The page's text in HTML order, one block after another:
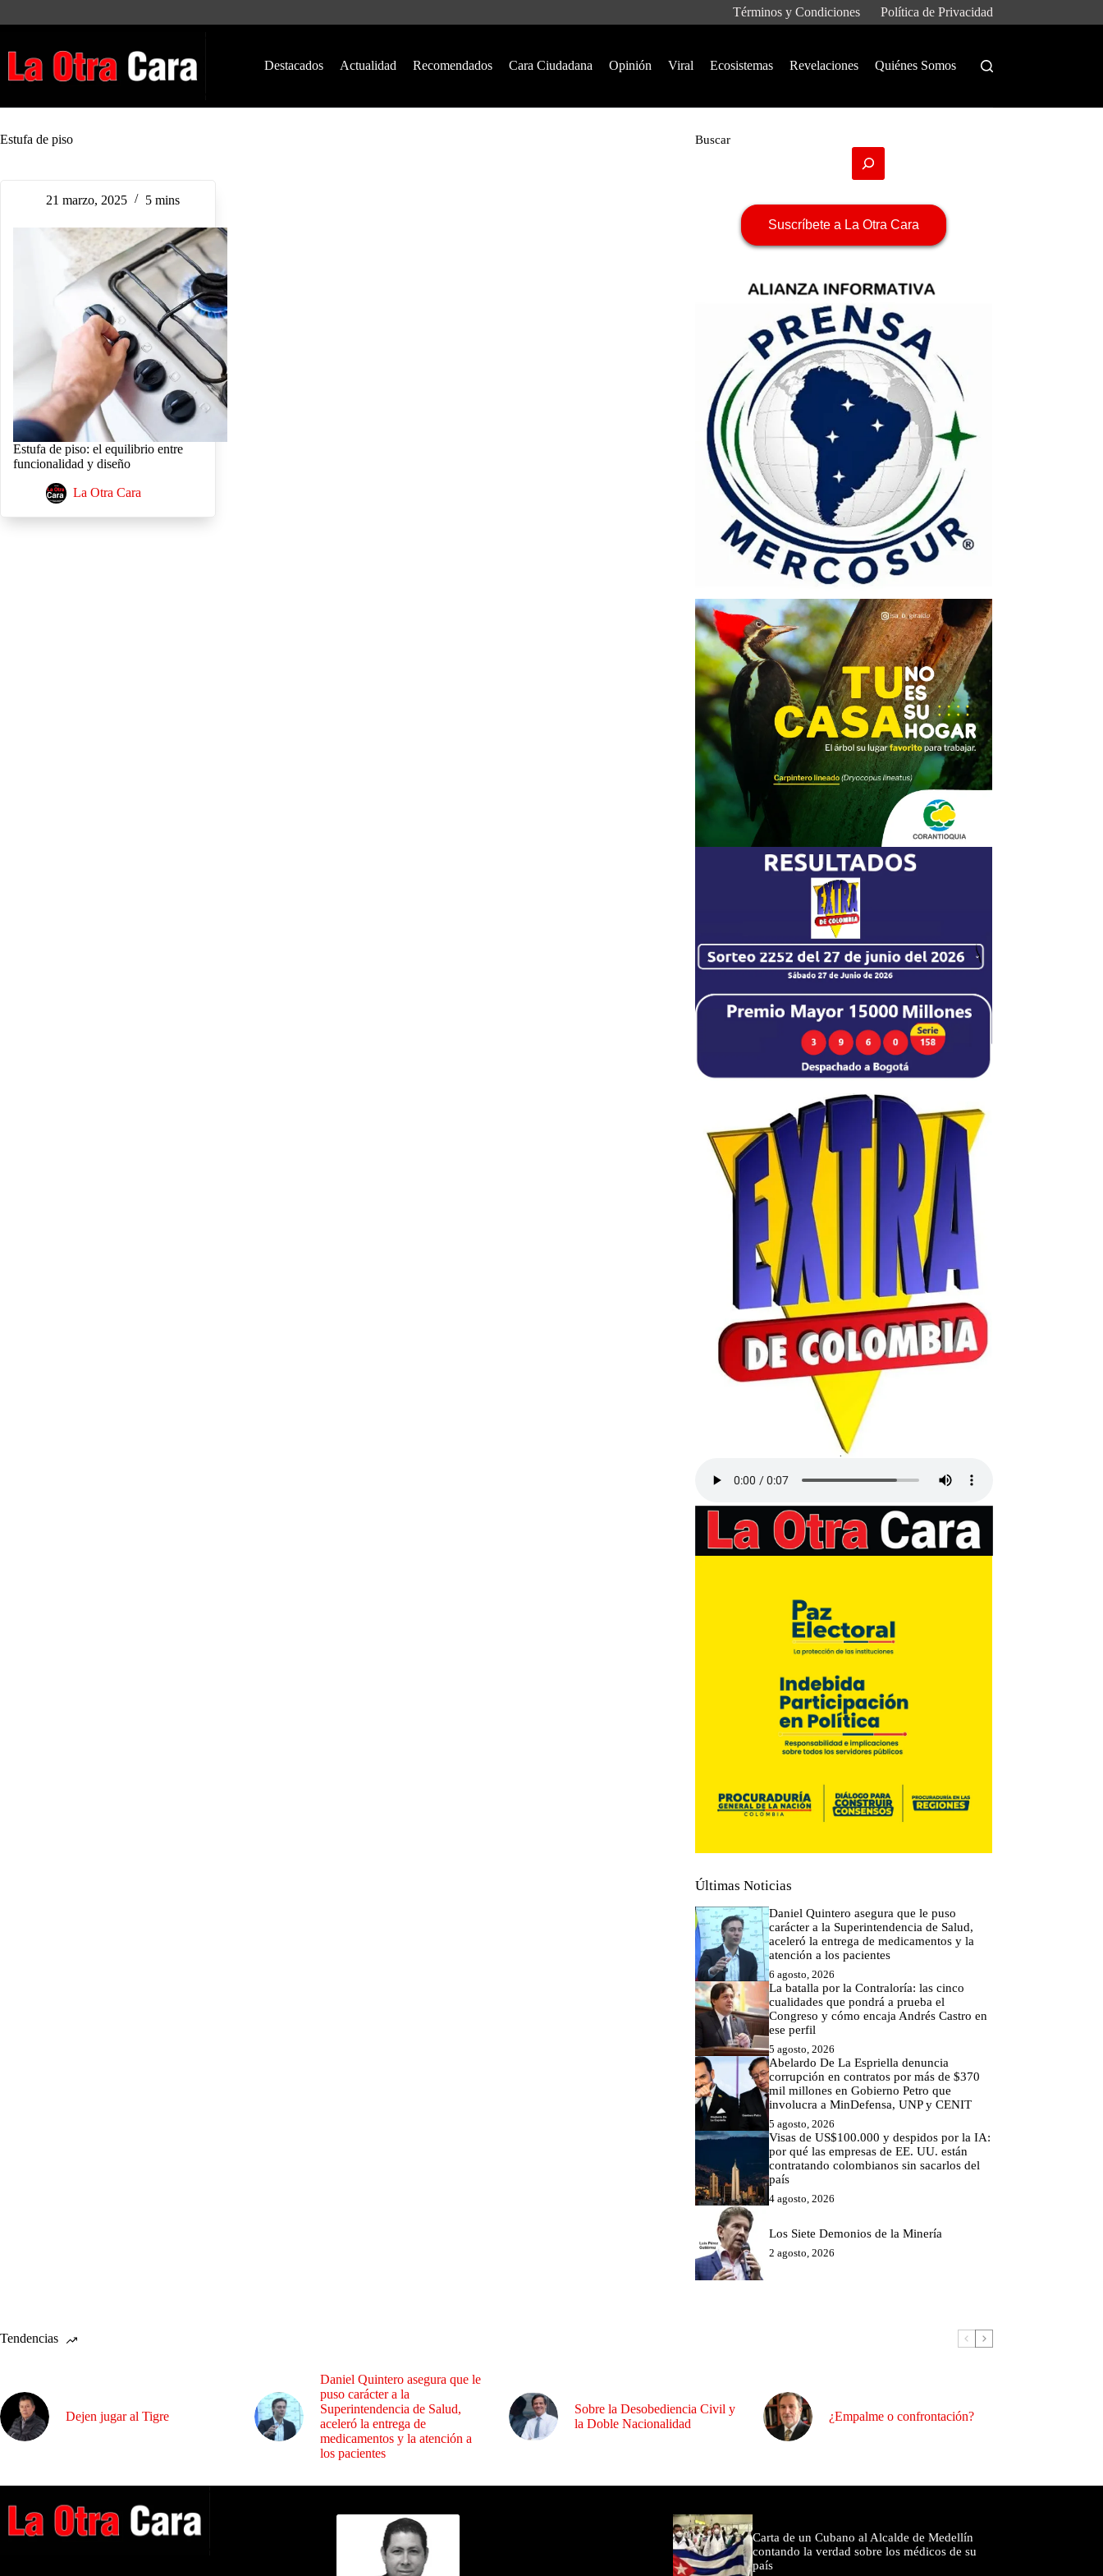
Términos y Condiciones Política de Privacidad
Destacados Actualidad Recomendados Cara Ciudadana Opinión Viral Ecosistemas Revelaciones Quiénes Somos
Estufa de piso
21 marzo, 2025 5 mins
Estufa de piso: el equilibrio entre
funcionalidad y diseño
La Otra Cara
Buscar
Suscríbete a La Otra Cara
Últimas Noticias
Daniel Quintero asegura que le puso
carácter a la Superintendencia de Salud,
aceleró la entrega de medicamentos y la
atención a los pacientes
6 agosto, 2026
La batalla por la Contraloría: las cinco
cualidades que pondrá a prueba el
Congreso y cómo encaja Andrés Castro en
ese perfil
5 agosto, 2026
Abelardo De La Espriella denuncia
corrupción en contratos por más de $370
mil millones en Gobierno Petro que
involucra a MinDefensa, UNP y CENIT
5 agosto, 2026
Visas de US$100.000 y despidos por la IA:
por qué las empresas de EE. UU. están
contratando colombianos sin sacarlos del
país
4 agosto, 2026
Los Siete Demonios de la Minería
2 agosto, 2026
Tendencias
Dejen jugar al Tigre
Daniel Quintero asegura que le
puso carácter a la
Superintendencia de Salud,
aceleró la entrega de
medicamentos y la atención a
los pacientes
Sobre la Desobediencia Civil y
la Doble Nacionalidad
¿Empalme o confrontación?
Carta de un Cubano al Alcalde de Medellín
contando la verdad sobre los médicos de su
país